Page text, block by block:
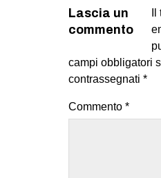
Lascia un
commento
campi obbligatori
contrassegnati *
Commento *